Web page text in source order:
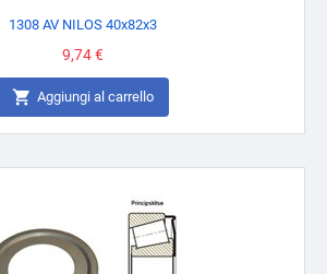
1308 AV NILOS 40x82x3
Prezzo
9,74 €
 Aggiungi al carrello